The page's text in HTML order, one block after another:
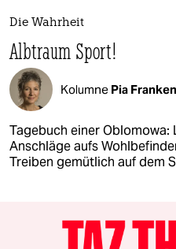
Die Wahrheit
Albtraum Sport!
Kolumne Pia
Tagebuch einer Oblomowa:
Anschläge aufs
Treiben gemütlich auf dem